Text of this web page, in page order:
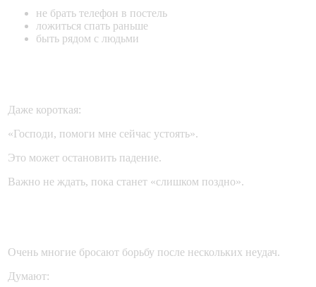
не брать телефон в постель
ложиться спать раньше
быть рядом с людьми
Даже короткая:
«Господи, помоги мне сейчас устоять».
Это может остановить падение.
Важно не ждать, пока станет «слишком поздно».
Очень многие бросают борьбу после нескольких неудач.
Думают: